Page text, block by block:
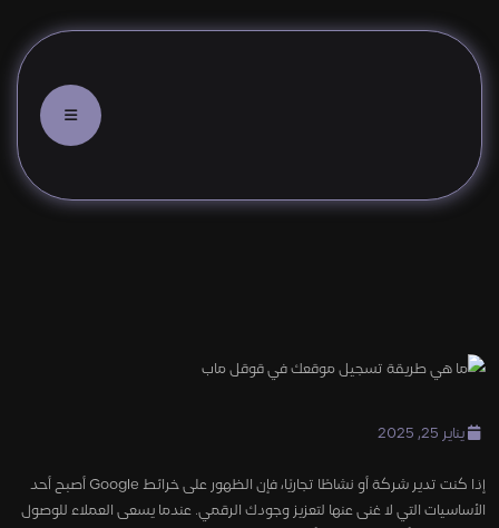
يناير 25, 2025
إذا كنت تدير شركة أو نشاطًا تجاريًا، فإن الظهور على خرائط Google أصبح أحد
الأساسيات التي لا غنى عنها لتعزيز وجودك الرقمي. عندما يسعى العملاء للوصول